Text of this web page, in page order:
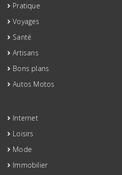
Pratique
Voyages
Santé
Artisans
Bons plans
Autos Motos
Internet
Loisirs
Mode
Immobilier